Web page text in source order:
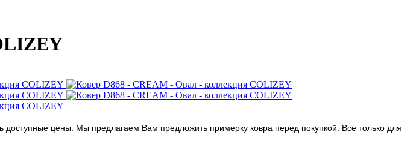
цены. Мы предлагаем Вам предложить примерку ковра перед покупкой. Все только для